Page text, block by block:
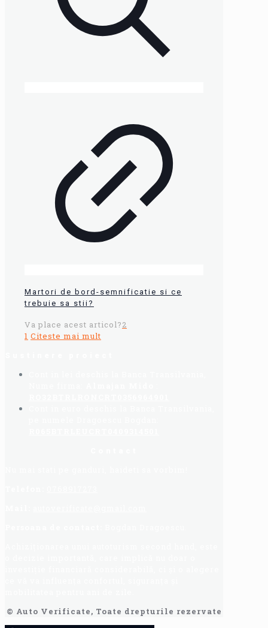
Martori de bord-semnificatie si ce
trebuie sa stii?
Va place acest articol?2
1 Citeste mai mult
© Auto Verificate, Toate drepturile rezervate